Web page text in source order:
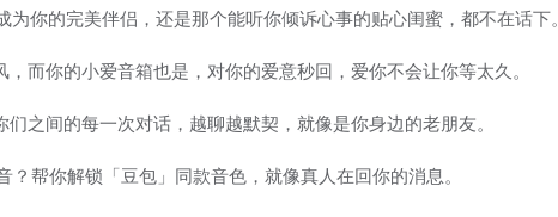
你的完美伴侣，还是那个能听你倾诉心事的贴心闺蜜，都不在话下。
而你的小爱音箱也是，对你的爱意秒回，爱你不会让你等太久。
之间的每一次对话，越聊越默契，就像是你身边的老朋友。
帮你解锁「豆包」同款音色，就像真人在回你的消息。